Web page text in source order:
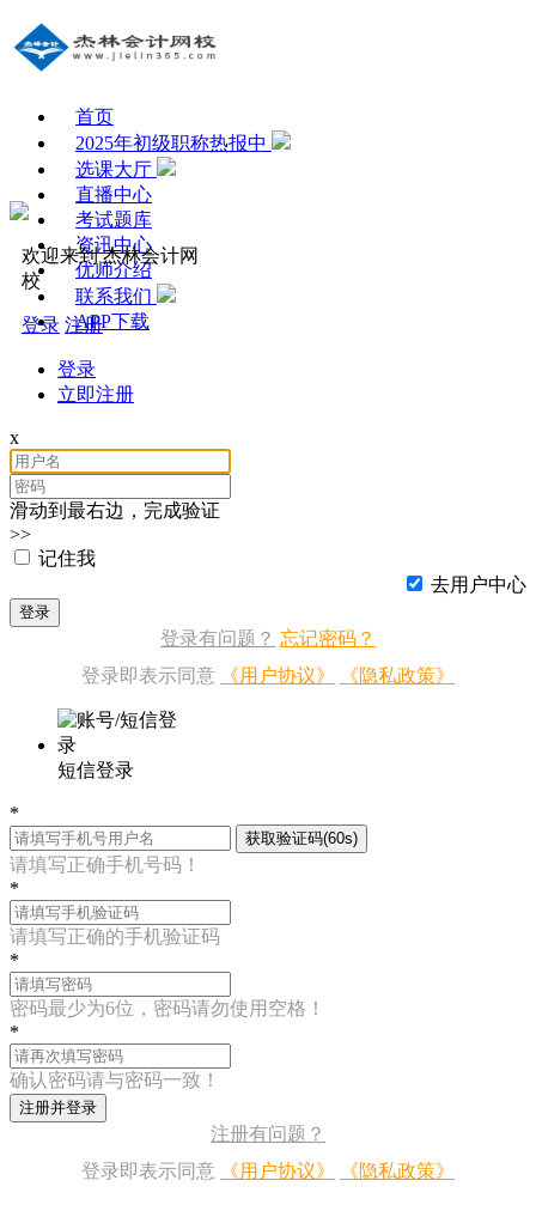
首页
2025年初级职称热报中
选课大厅
直播中心
考试题库
资讯中心
优师介绍
联系我们
APP下载
欢迎来到 杰林会计网
校
登录 注册
登录
立即注册
x
滑动到最右边，完成验证
>>
记住我
去用户中心
登录
登录有问题？ 忘记密码？
登录即表示同意
《用户协议》 《隐私政策》
短信登录
*
获取验证码(60s)
请填写正确手机号码！
*
请填写正确的手机验证码
*
密码最少为6位，密码请勿使用空格！
*
确认密码请与密码一致！
注册并登录
注册有问题？
登录即表示同意
《用户协议》 《隐私政策》